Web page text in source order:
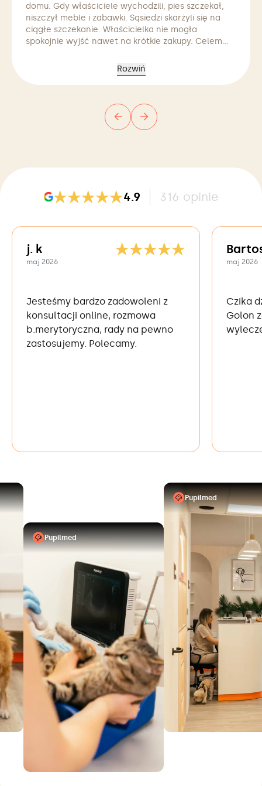
domu. Gdy właściciele wychodzili, pies szczekał,
niszczył meble i zabawki. Sąsiedzi skarżyli się na
ciągłe szczekanie. Właścicielka nie mogła
spokojnie wyjść nawet na krótkie zakupy. Celem
Rozwiń
4.9 316 opinie
j. k
maj 2026
Jesteśmy bardzo zadowoleni z
konsultacji online, rozmowa
b.merytoryczna, rady na pewno
zastosujemy. Polecamy.
maj 2026
Czika
Golon
Pupilmed
Pupilmed